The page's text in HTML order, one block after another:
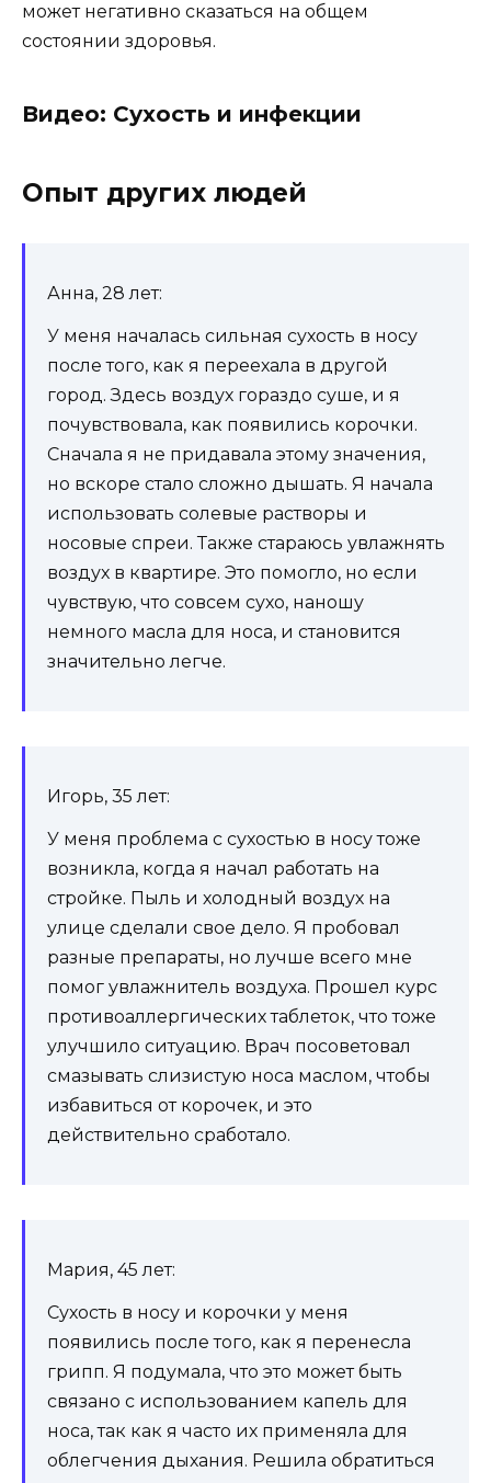
может негативно сказаться на общем
состоянии здоровья.
Видео: Сухость и инфекции
Опыт других людей
Анна, 28 лет:
У меня началась сильная сухость в носу
после того, как я переехала в другой
город. Здесь воздух гораздо суше, и я
почувствовала, как появились корочки.
Сначала я не придавала этому значения,
но вскоре стало сложно дышать. Я начала
использовать солевые растворы и
носовые спреи. Также стараюсь увлажнять
воздух в квартире. Это помогло, но если
чувствую, что совсем сухо, наношу
немного масла для носа, и становится
значительно легче.
Игорь, 35 лет:
У меня проблема с сухостью в носу тоже
возникла, когда я начал работать на
стройке. Пыль и холодный воздух на
улице сделали свое дело. Я пробовал
разные препараты, но лучше всего мне
помог увлажнитель воздуха. Прошел курс
противоаллергических таблеток, что тоже
улучшило ситуацию. Врач посоветовал
смазывать слизистую носа маслом, чтобы
избавиться от корочек, и это
действительно сработало.
Мария, 45 лет:
Сухость в носу и корочки у меня
появились после того, как я перенесла
грипп. Я подумала, что это может быть
связано с использованием капель для
носа, так как я часто их применяла для
облегчения дыхания. Решила обратиться